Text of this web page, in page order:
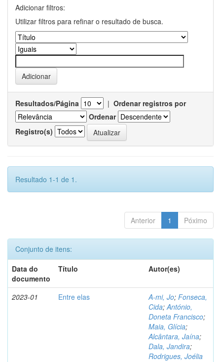
Adicionar filtros:
Utilizar filtros para refinar o resultado de busca.
Resultados/Página | Ordenar registros por
Ordenar
Registro(s)
Resultado 1-1 de 1.
Anterior 1 Póximo
Conjunto de itens:
Data do
documento
Título Autor(es)
2023-01 Entre elas A-mi, Jo; Fonseca,
Cida;António,
Doneta Francisco;
Maia, Glícia;
Alcântara, Jaína;
Dala, Jandira;
Rodrigues, Joélia